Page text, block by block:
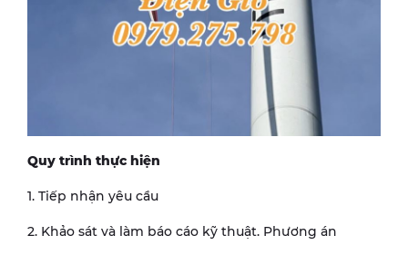
Quy trình thực hiện
1. Tiếp nhận yêu cầu
2. Khảo sát và làm báo cáo kỹ thuật. Phương án